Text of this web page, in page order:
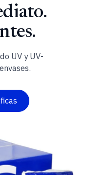
UV y UV-